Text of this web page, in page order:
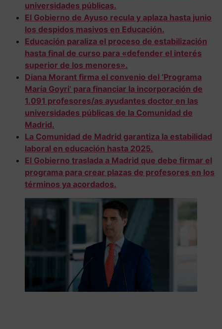
universidades públicas.
El Gobierno de Ayuso recula y aplaza hasta junio
los despidos masivos en Educación.
Educación paraliza el proceso de estabilización
hasta final de curso para «defender el interés
superior de los menores».
Diana Morant firma el convenio del ‘Programa
María Goyri’ para financiar la incorporación de
1.091 profesores/as ayudantes doctor en las
universidades públicas de la Comunidad de
Madrid.
La Comunidad de Madrid garantiza la estabilidad
laboral en educación hasta 2025.
El Gobierno traslada a Madrid que debe firmar el
programa para crear plazas de profesores en los
términos ya acordados.